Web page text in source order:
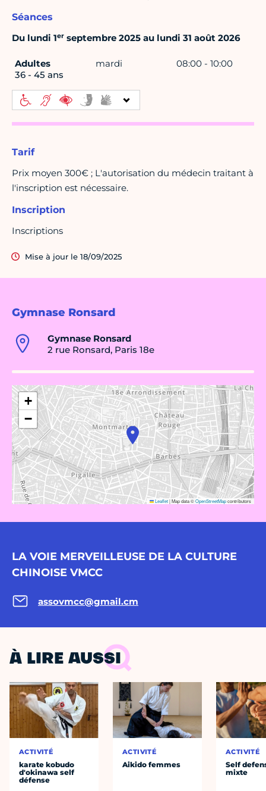
Gymnase Ronsard
Gymnase Ronsard
2 rue Ronsard, Paris 18e
+
−
Leaflet|Map data ©OpenStreetMapcontributors
LA VOIE MERVEILLEUSE DE LA CULTURE
CHINOISE VMCC
assovmcc@gmail.cm
Séances
Du lundi 1er septembre 2025 au lundi 31 août 2026
Adultes
36 - 45 ans
mardi 08:00 - 10:00
Tarif
Prix moyen 300€ ; L'autorisation du médecin traitant à
l'inscription est nécessaire.
Inscription
Inscriptions
Mise à jour le 18/09/2025
À LIRE AUSSI
ACTIVITÉ
karate kobudo
d'okinawa self
défense
ACTIVITÉ
Aikido femmes
ACTIVITÉ
Self
mixte